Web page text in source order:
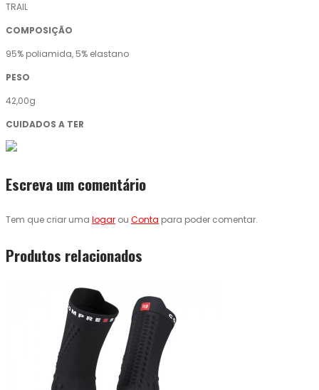
TRAIL
COMPOSIÇÃO
95% poliamida, 5% elastano
PESO
42,00g
CUIDADOS A TER
Escreva um comentário
Tem que criar uma logar ou Conta para poder comentar.
Produtos relacionados